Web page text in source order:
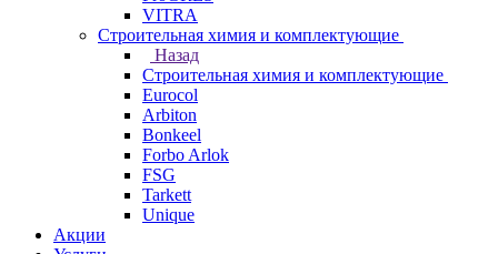
VITRA
Строительная химия и комплектующие
Назад
Строительная химия и комплектующие
Eurocol
Arbiton
Bonkeel
Forbo Arlok
FSG
Tarkett
Unique
Акции